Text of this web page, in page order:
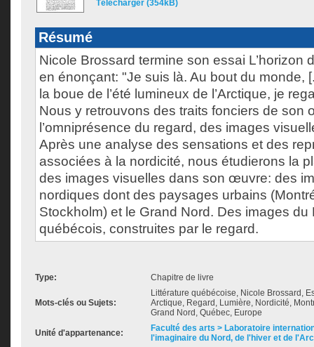
Télécharger (354kB)
Résumé
Nicole Brossard termine son essai L’horizon
en énonçant: "Je suis là. Au bout du monde,
la boue de l’été lumineux de l’Arctique, je
Nous y retrouvons des traits fonciers de son
l’omniprésence du regard, des images
Après une analyse des sensations et des
associées à la nordicité, nous étudierons la
des images visuelles dans son œuvre: des
nordiques dont des paysages urbains
Stockholm) et le Grand Nord. Des images du
québécois, construites par le regard.
Type: Chapitre de livre
Mots-clés ou Sujets:
Littérature québécoise, Nicole Brossard,
Arctique, Regard, Lumière, Nordicité,
Grand Nord, Québec, Europe
Unité d'appartenance:
Faculté des arts > Laboratoire
l'imaginaire du Nord, de l'hiver et de